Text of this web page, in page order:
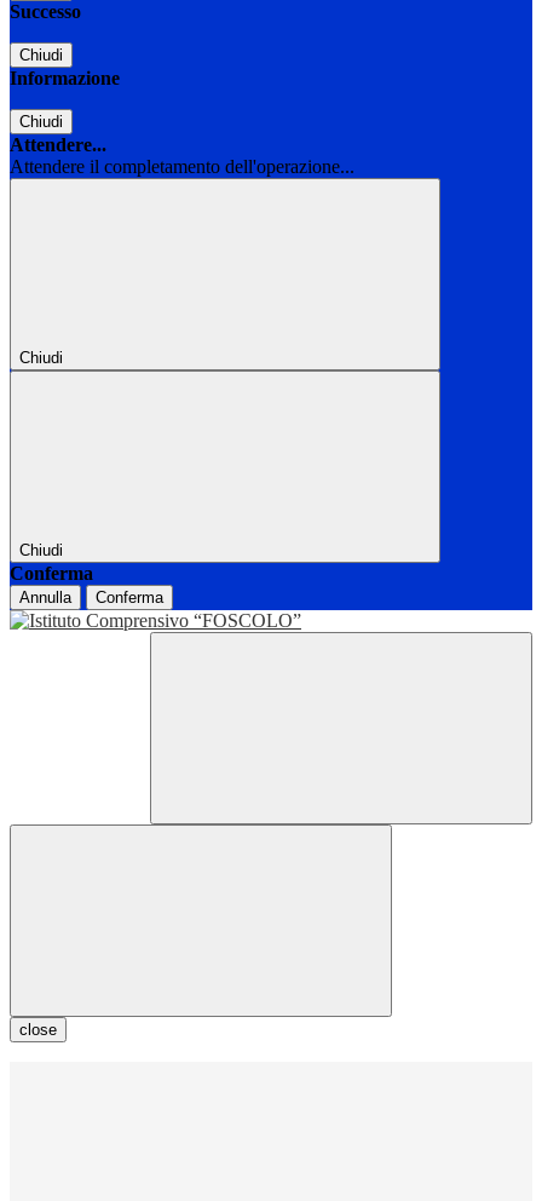
Successo
Chiudi
Informazione
Chiudi
Attendere...
Attendere il completamento dell'operazione...
Chiudi
Chiudi
Conferma
Annulla Conferma
close